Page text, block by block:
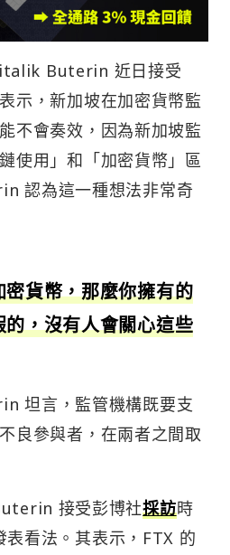
Buterin 近日接受
示，新加坡在加密貨幣監
不會奏效，因為新加坡監
使用」和「加密貨幣」區
認為這一種想法非常奇
貨幣，那麼你擁有的
，沒有人會關心這些
坦言，監管機構既要支
良參與者，在兩者之間取
接受彭博社採訪時
看法。其表示，FTX 的